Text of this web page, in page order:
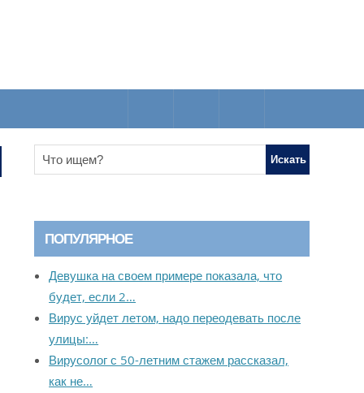
ПОПУЛЯРНОЕ
Девушка на своем примере показала, что
будет, если 2…
Вирус уйдет летом, надо переодевать после
улицы:…
Вирусолог с 50-летним стажем рассказал,
как не…